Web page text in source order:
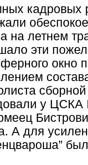
кадровых
на летнем
эти
окно
у ЦСКА
А для